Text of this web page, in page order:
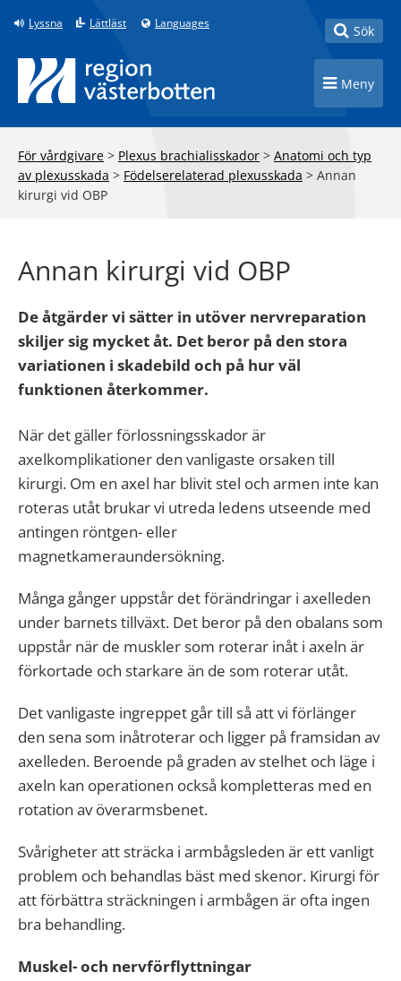
Till innehåll på sidan
Lyssna Lättläst Languages Toggle
Sök
Toggle
Meny
För vårdgivare > Plexus brachialisskador > Anatomi och typ
av plexusskada > Födelserelaterad plexusskada > Annan
kirurgi vid OBP
Annan kirurgi vid OBP
De åtgärder vi sätter in utöver nervreparation
skiljer sig mycket åt. Det beror på den stora
variationen i skadebild och på hur väl
funktionen återkommer.
När det gäller förlossningsskador är
axelkomplikationer den vanligaste orsaken till
kirurgi. Om en axel har blivit stel och armen inte kan
roteras utåt brukar vi utreda ledens utseende med
antingen röntgen- eller
magnetkameraundersökning.
Många gånger uppstår det förändringar i axelleden
under barnets tillväxt. Det beror på den obalans som
uppstår när de muskler som roterar inåt i axeln är
förkortade och starkare än de som roterar utåt.
Det vanligaste ingreppet går till så att vi förlänger
den sena som inåtroterar och ligger på framsidan av
axelleden. Beroende på graden av stelhet och läge i
axeln kan operationen också kompletteras med en
rotation av överarmsbenet.
Svårigheter att sträcka i armbågsleden är ett vanligt
problem och behandlas bäst med skenor. Kirurgi för
att förbättra sträckningen i armbågen är ofta ingen
bra behandling.
Muskel- och nervförflyttningar